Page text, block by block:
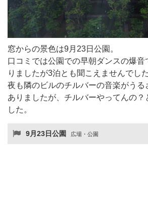
窓からの景色は9月23日公園。
口コミでは公園での早朝ダンスの爆音
りましたが3泊とも聞こえませんでした
夜も隣のビルのチルバーの音楽がうる
ありましたが、チルバーやってんの
した。
9月23日公園 広場・公園